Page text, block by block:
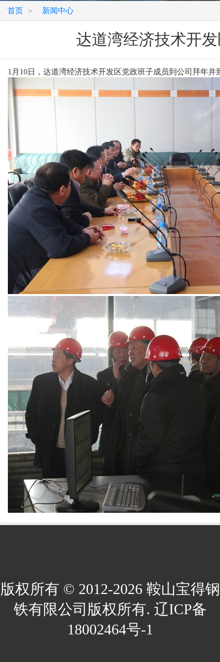
首页 > 新闻中心
达道湾经济技术开
1月10日，达道湾经济技术开发区党政班子成员到公司拜年
版权所有 © 2012-2026 鞍山宝得钢
铁有限公司版权所有. 辽ICP备
18002464号-1